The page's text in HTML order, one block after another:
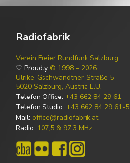
Radiofabrik
Verein Freier Rundfunk Salzburg
♡ Proudly © 1998 – 2026
Ulrike-Gschwandtner-Straße 5
5020 Salzburg, Austria E.U.
Telefon Office: +43 662 84 29 61
Telefon Studio: +43 662 84 29 61-
Mail: office@radiofabrik.at
Radio: 107,5 & 97,3 MHz